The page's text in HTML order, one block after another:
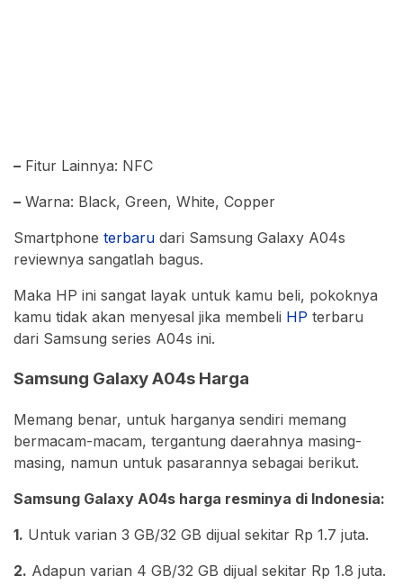
– Fitur Lainnya: NFC
– Warna: Black, Green, White, Copper
Smartphone terbaru dari Samsung Galaxy A04s
reviewnya sangatlah bagus.
Maka HP ini sangat layak untuk kamu beli, pokoknya
kamu tidak akan menyesal jika membeli HP terbaru
dari Samsung series A04s ini.
Samsung Galaxy A04s Harga
Memang benar, untuk harganya sendiri memang
bermacam-macam, tergantung daerahnya masing-
masing, namun untuk pasarannya sebagai berikut.
Samsung Galaxy A04s harga resminya di Indonesia:
1. Untuk varian 3 GB/32 GB dijual sekitar Rp 1.7 juta.
2. Adapun varian 4 GB/32 GB dijual sekitar Rp 1.8 juta.